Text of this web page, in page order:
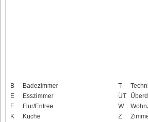
B
Badezimmer
E
Esszimmer
F
Flur/Entree
K
Küche
T
ÜT
W
Z